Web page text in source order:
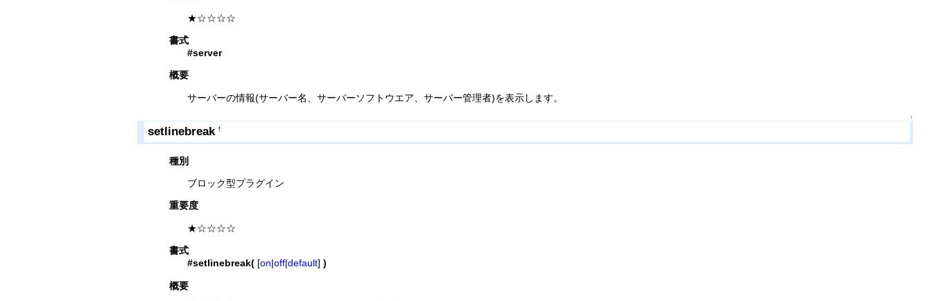
★☆☆☆☆
書式
#server
概要
サーバーの情報(サーバー名、サーバーソフトウエア、サーバー管理者)を表示します。
↑
setlinebreak †
種別
ブロック型プラグイン
重要度
★☆☆☆☆
書式
#setlinebreak([on|off|default] )
概要